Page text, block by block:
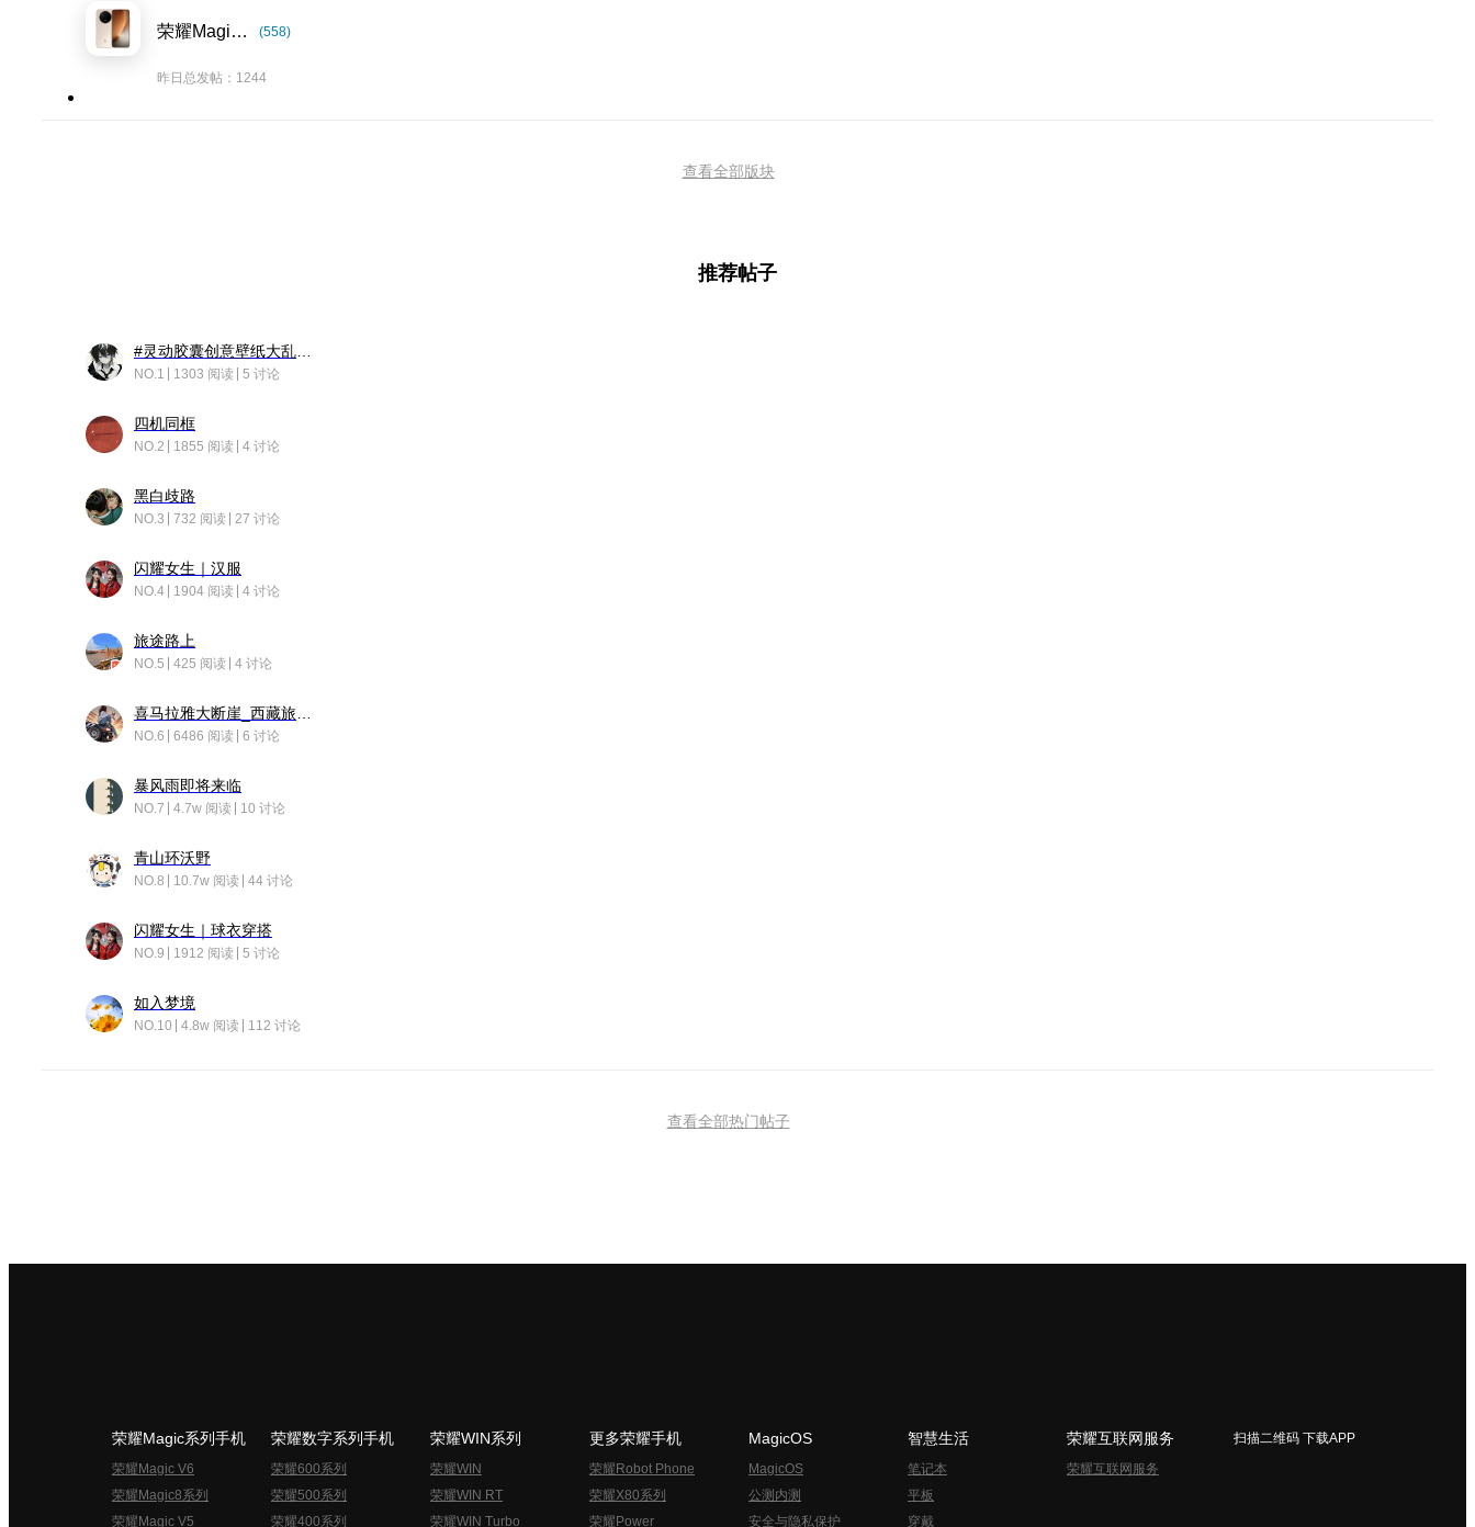
荣耀Magic8系列 (558)
昨日总发帖：1244
查看全部版块
推荐帖子
NO.1 1303 阅读 5 讨论
四机同框
NO.2 1855 阅读 4 讨论
黑白歧路
NO.3 732 阅读 27 讨论
闪耀女生｜汉服
NO.4 1904 阅读 4 讨论
旅途路上
NO.5 425 阅读 4 讨论
NO.6 6486 阅读 6 讨论
暴风雨即将来临
NO.7 4.7w 阅读 10 讨论
青山环沃野
NO.8 10.7w 阅读 44 讨论
闪耀女生｜球衣穿搭
NO.9 1912 阅读 5 讨论
如入梦境
NO.10 4.8w 阅读 112 讨论
查看全部热门帖子
荣耀Magic系列手机
荣耀Magic V6
荣耀Magic8系列
荣耀Magic V5
荣耀数字系列手机
荣耀600系列
荣耀500系列
荣耀400系列
荣耀WIN系列
荣耀WIN
荣耀WIN RT
荣耀WIN Turbo
更多荣耀手机
荣耀Robot Phone
荣耀X80系列
荣耀Power
MagicOS
MagicOS
公测内测
安全与隐私保护
智慧生活
笔记本
平板
穿戴
荣耀互联网服务
荣耀互联网服务
扫描二维码 下载APP